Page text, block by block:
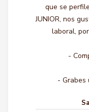
que se
JUNIOR, nos
laboral,
-
- Grabes